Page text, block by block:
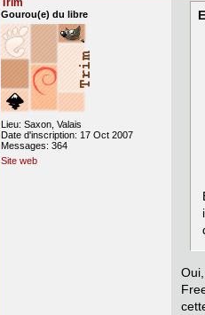
Trim
Gourou(e) du libre
Lieu: Saxon, Valais
Date d'inscription: 17 Oct 2007
Messages: 364
Site web